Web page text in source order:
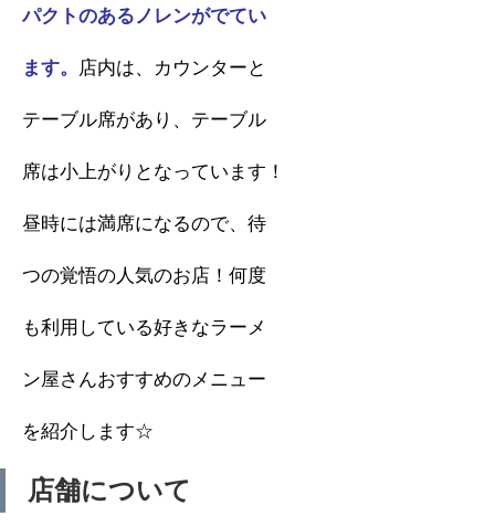
パクトのあるノレンがでてい
ます。 店内は、カウンターと
テーブル席があり、テーブル
席は小上がりとなっています！
昼時には満席になるので、待
つの覚悟の人気のお店！何度
も利用している好きなラーメ
ン屋さんおすすめのメニュー
を紹介します☆
店舗について